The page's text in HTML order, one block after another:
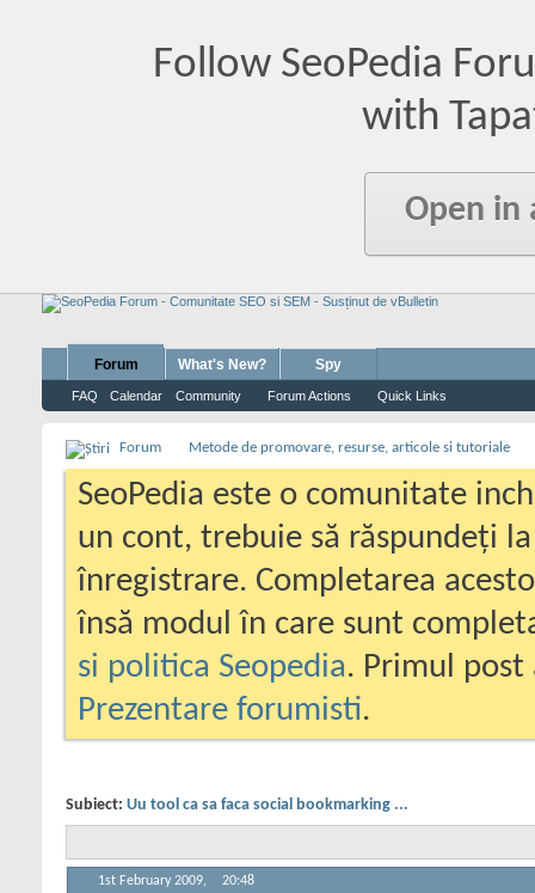
Follow SeoPedia
with
Open in
Forum
FAQ Calendar Community Forum Actions Quick Links
What's New? Spy
Forum Metode de promovare, resurse, articole si tutoriale
SeoPedia este o comunitate
un cont, trebuie să răspundeți
înregistrare. Completarea
însă modul în care sunt
si politica Seopedia. Primul
Prezentare forumisti.
Subiect: Uu tool ca sa faca social bookmarking ...
1st February 2009, 20:48